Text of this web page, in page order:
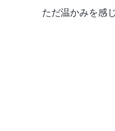
ただ温かみを感